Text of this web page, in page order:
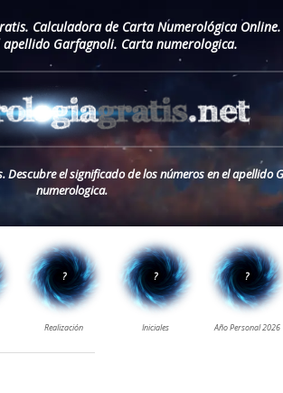
Calculadora de Carta Numerológica Online.
Garfagnoli. Carta numerologica.
el significado de los números en el apellido
numerologica.